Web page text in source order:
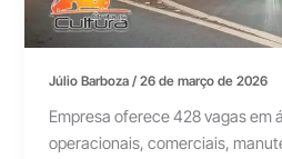
Júlio Barboza/26 de março de 2026
Empresa oferece 428 vagas em
operacionais, comerciais,